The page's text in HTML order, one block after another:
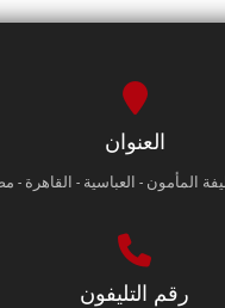
العنوان
المأمون - العباسية - القاهرة -
رقم التليفون